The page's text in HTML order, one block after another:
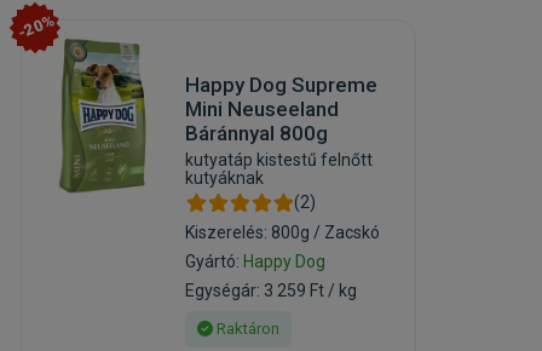
-20%
Happy Dog Supreme
Mini Neuseeland
Báránnyal 800g
kutyatáp kistestű felnőtt
kutyáknak
(2)
Kiszerelés: 800g / Zacskó
Gyártó: Happy Dog
Egységár: 3 259 Ft / kg
Raktáron